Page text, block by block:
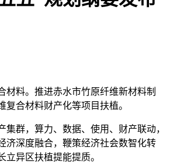
料。推进赤水市竹原纤维新材料制
复合材料财产化等项目扶植。
群，算力、数据、使用、财产联动，
济深度融合，鞭策经济社会数智化转
立异区扶植提能提质。